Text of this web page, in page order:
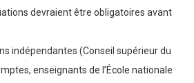
devraient être obligatoires avant
indépendantes (Conseil supérieur du
enseignants de l’École nationale